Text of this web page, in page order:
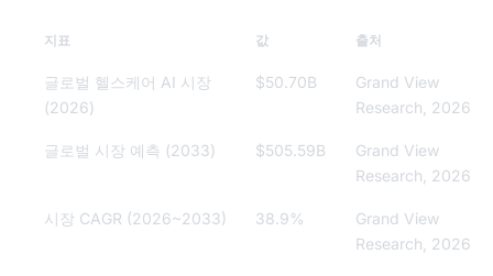
지표 값 출처
글로벌 헬스케어 AI 시장
(2026)
$50.70B
Grand View
Research, 2026
글로벌 시장 예측 (2033) $505.59B
Grand View
Research, 2026
시장 CAGR (2026~2033) 38.9%
Grand View
Research, 2026